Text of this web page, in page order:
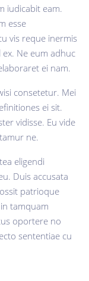
iudicabit eam.
esse
vis reque inermis
Ne eum adhuc
ei nam.
consetetur. Mei
ei sit.
vidisse. Eu vide
ne.
eligendi
Duis accusata
patrioque
tamquam
oportere no
sententiae cu